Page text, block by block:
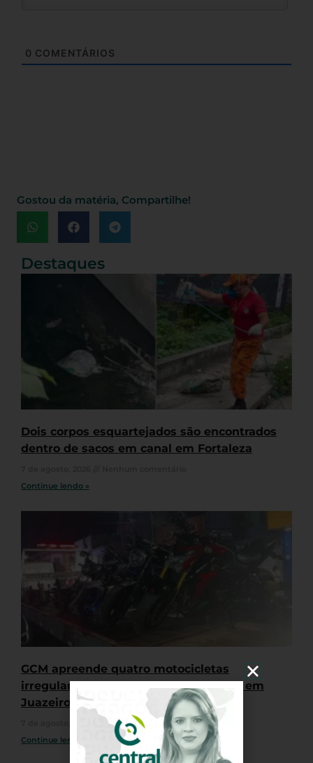
0 COMENTÁRIOS
Gostou da matéria, Compartilhe!
Destaques
Dois corpos esquartejados são encontrados
dentro de sacos em canal em Fortaleza
Continue lendo »
GCM apreende quatro motocicletas
irregulares durante “rolê” de veículos em
Juazeiro do Norte
Nenhum comentário
Continue lendo »